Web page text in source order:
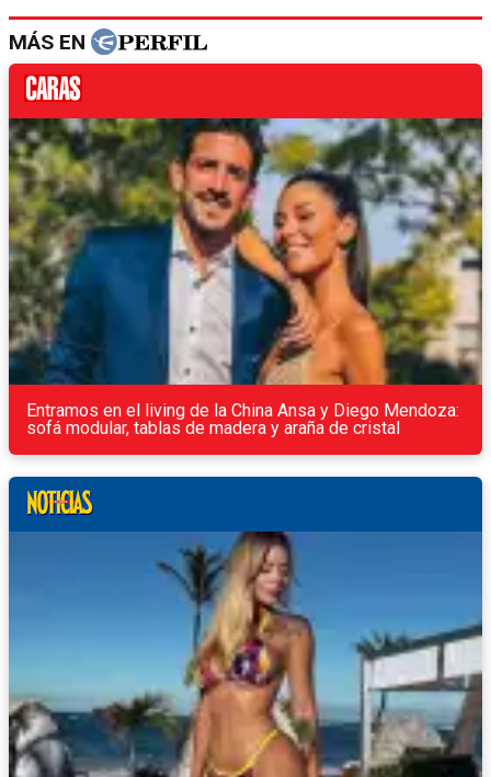
MÁS EN
Entramos en el living de la China Ansa y Diego Mendoza:
sofá modular, tablas de madera y araña de cristal